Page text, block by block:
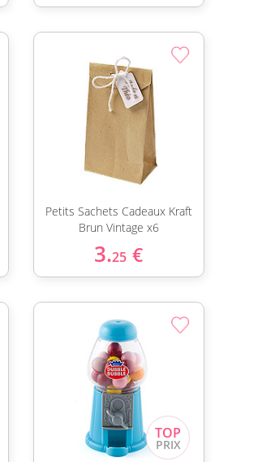
Petits Sachets Cadeaux Kraft
Brun Vintage x6
3.25 €